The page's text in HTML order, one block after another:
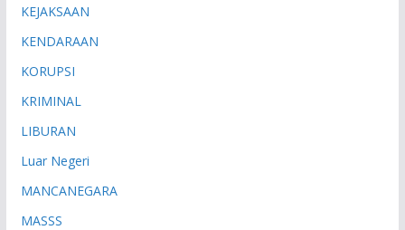
KEJAKSAAN
KENDARAAN
KORUPSI
KRIMINAL
LIBURAN
Luar Negeri
MANCANEGARA
MASSS